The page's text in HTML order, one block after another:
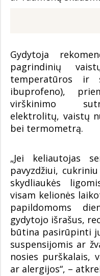
Gydytoja
pagrindinių
temperatūros ir
ibuprofeno),
virškinimo
elektrolitų, vaistų
bei termometrą.
„Jei keliautojas
pavyzdžiui,
skydliaukės
visam kelionės
papildomoms
gydytojo išrašus,
būtina pasirūpinti
suspensijomis ar
nosies purškalais,
ar alergijos“, –